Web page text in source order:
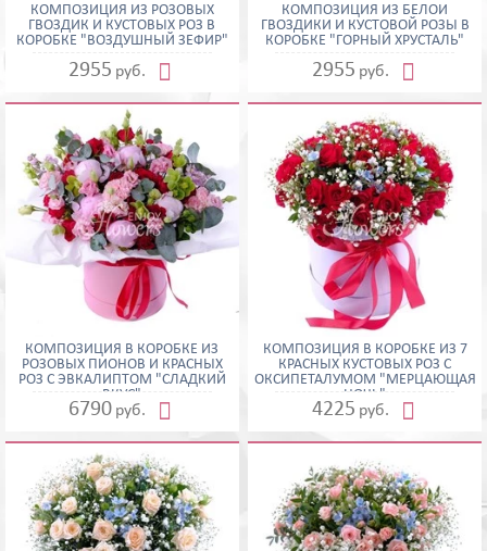
КОМПОЗИЦИЯ ИЗ РОЗОВЫХ
ГВОЗДИК И КУСТОВЫХ РОЗ В
КОРОБКЕ "ВОЗДУШНЫЙ ЗЕФИР"
2955 руб. 
КОМПОЗИЦИЯ ИЗ БЕЛОЙ
ГВОЗДИКИ И КУСТОВОЙ РОЗЫ В
КОРОБКЕ "ГОРНЫЙ ХРУСТАЛЬ"
2955 руб. 
КОМПОЗИЦИЯ В КОРОБКЕ ИЗ
РОЗОВЫХ ПИОНОВ И КРАСНЫХ
РОЗ С ЭВКАЛИПТОМ "СЛАДКИЙ
ВКУС"
6790 руб. 
КОМПОЗИЦИЯ В КОРОБКЕ ИЗ 7
КРАСНЫХ КУСТОВЫХ РОЗ С
ОКСИПЕТАЛУМОМ "МЕРЦАЮЩАЯ
НОЧЬ"
4225 руб. 